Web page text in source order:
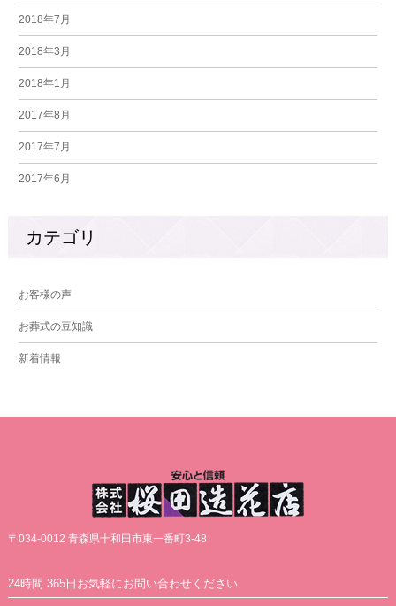
2018年7月
2018年3月
2018年1月
2017年8月
2017年7月
2017年6月
カテゴリ
お客様の声
お葬式の豆知識
新着情報
〒034-0012 青森県十和田市東一番町3-48
24時間 365日お気軽にお問い合わせください